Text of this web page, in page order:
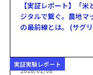
【実証レポート】「
ジタルで繋ぐ。農地マ
の最前線とは。 (サグ
実証実験レポート
2026/01/08